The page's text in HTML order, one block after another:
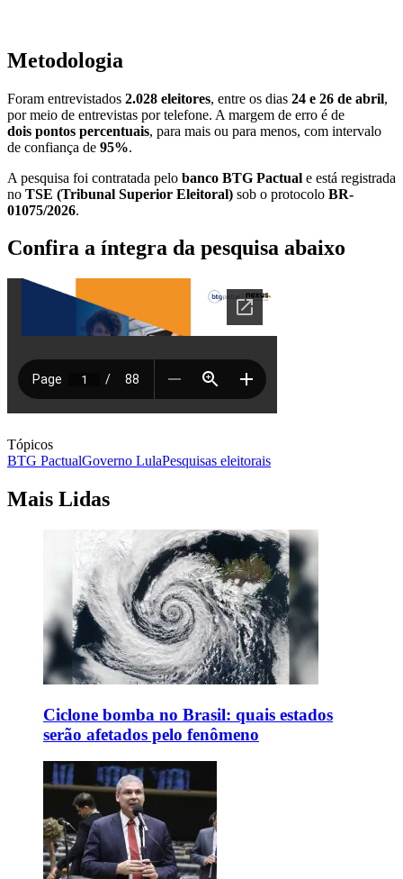
Metodologia
Foram entrevistados 2.028 eleitores, entre os dias 24 e 26 de abril,
por meio de entrevistas por telefone. A margem de erro é de
dois pontos percentuais, para mais ou para menos, com intervalo
de confiança de 95%.
A pesquisa foi contratada pelo banco BTG Pactual e está registrada
no TSE (Tribunal Superior Eleitoral) sob o protocolo BR-
01075/2026.
Confira a íntegra da pesquisa abaixo
Tópicos
BTG PactualGoverno LulaPesquisas eleitorais
Mais Lidas
Ciclone bomba no Brasil: quais estados
serão afetados pelo fenômeno